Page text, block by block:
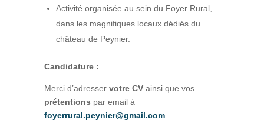
Activité organisée au sein du Foyer Rural,
dans les magnifiques locaux dédiés du
château de Peynier.
Candidature :
Merci d’adresser votre CVainsi que vos
prétentions par email à
foyerrural.peynier@gmail.com